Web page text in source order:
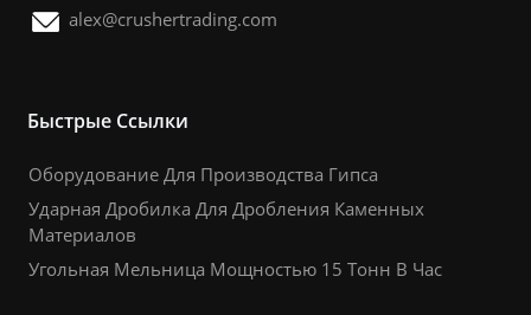
alex@crushertrading.com
Быстрые Ссылки
Оборудование Для Производства Гипса
Ударная Дробилка Для Дробления Каменных
Материалов
Угольная Мельница Мощностью 15 Тонн В Час